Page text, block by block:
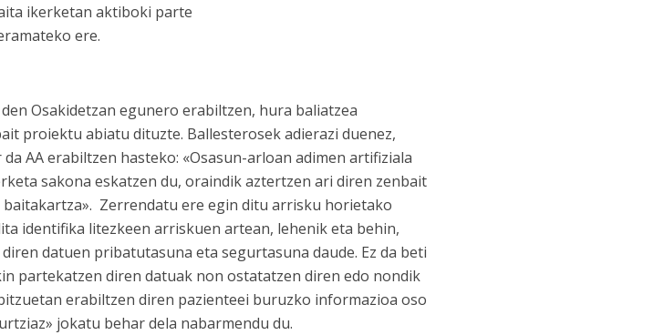
ikerketan aktiboki parte
ere.
Osakidetzan egunero erabiltzen, hura baliatzea
proiektu abiatu dituzte. Ballesterosek adierazi duenez,
AA erabiltzen hasteko: «Osasun-arloan adimen artifiziala
sakona eskatzen du, oraindik aztertzen ari diren zenbait
Zerrendatu ere egin ditu arrisku horietako
identifika litezkeen arriskuen artean, lehenik eta behin,
datuen pribatutasuna eta segurtasuna daude. Ez da beti
partekatzen diren datuak non ostatatzen diren edo nondik
erabiltzen diren pazienteei buruzko informazioa oso
jokatu behar dela nabarmendu du.